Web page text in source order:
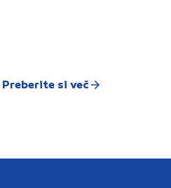
Preberite si več